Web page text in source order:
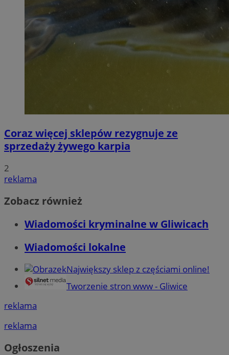
Coraz więcej sklepów rezygnuje ze
sprzedaży żywego karpia
2
reklama
Zobacz również
Wiadomości kryminalne w Gliwicach
Wiadomości lokalne
Największy sklep z częściami online!
Tworzenie stron www - Gliwice
reklama
reklama
Ogłoszenia